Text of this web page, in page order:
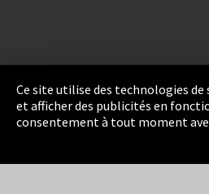
Empreinte
Ce site utilise des technologies
et afficher des publicités en
consentement à tout moment